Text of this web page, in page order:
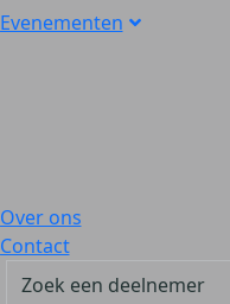
Evenementen
Over ons
Contact